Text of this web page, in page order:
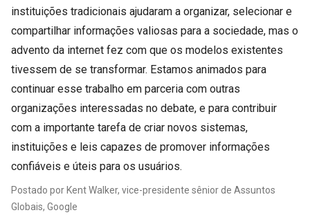
instituições tradicionais ajudaram a organizar, selecionar e
compartilhar informações valiosas para a sociedade, mas o
advento da internet fez com que os modelos existentes
tivessem de se transformar. Estamos animados para
continuar esse trabalho em parceria com outras
organizações interessadas no debate, e para contribuir
com a importante tarefa de criar novos sistemas,
instituições e leis capazes de promover informações
confiáveis e úteis para os usuários.
Postado por Kent Walker, vice-presidente sênior de Assuntos
Globais, Google